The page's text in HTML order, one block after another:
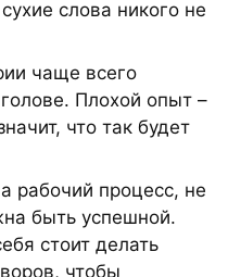
слова никого не
чаще всего
Плохой опыт –
что так будет
рабочий процесс, не
быть успешной.
стоит делать
чтобы